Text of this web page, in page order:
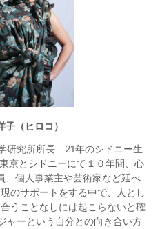
子（ヒロコ）
究所所長 21年のシドニー生
京とシドニーにて１０年間、心
、個人事業主や芸術家など延べ
のサポートをする中で、人とし
うことなしには起こらないと確
ャーという自分との向き合い方